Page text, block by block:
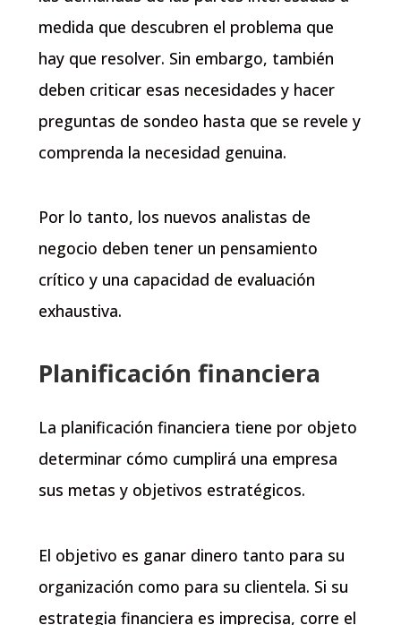
medida que descubren el problema que
hay que resolver. Sin embargo, también
deben criticar esas necesidades y hacer
preguntas de sondeo hasta que se revele y
comprenda la necesidad genuina.
Por lo tanto, los nuevos analistas de
negocio deben tener un pensamiento
crítico y una capacidad de evaluación
exhaustiva.
Planificación financiera
La planificación financiera tiene por objeto
determinar cómo cumplirá una empresa
sus metas y objetivos estratégicos.
El objetivo es ganar dinero tanto para su
organización como para su clientela. Si su
estrategia financiera es imprecisa, corre el